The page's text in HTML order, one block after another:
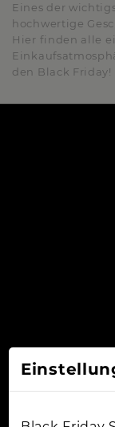
Eines der
hochwertige
Hier finden alle
den Black Friday!